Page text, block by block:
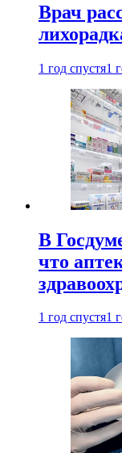
Врач
1 год спустя1
В
что
1 год спустя1